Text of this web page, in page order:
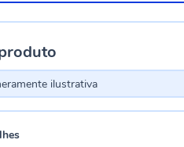
ilustrativa